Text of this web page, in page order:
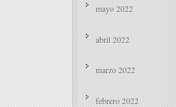
mayo 2022
abril 2022
marzo 2022
febrero 2022